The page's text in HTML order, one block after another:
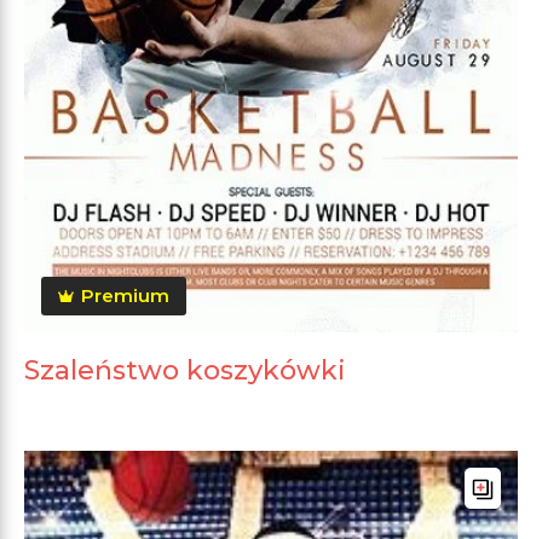
Premium
Szaleństwo koszykówki